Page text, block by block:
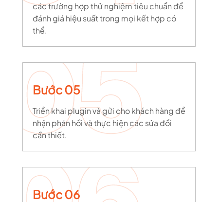
các trường hợp thử nghiệm tiêu chuẩn để
đánh giá hiệu suất trong mọi kết hợp có
thể.
Bước 05
Triển khai plugin và gửi cho khách hàng để
nhận phản hồi và thực hiện các sửa đổi
cần thiết.
Bước 06